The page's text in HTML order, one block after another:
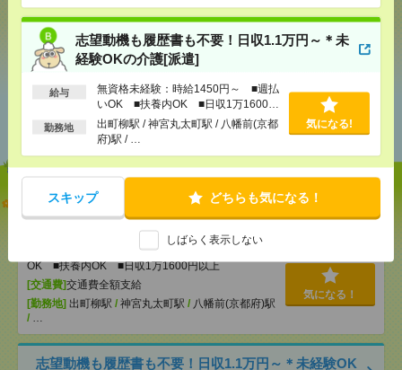
志望動機も履歴書も不要！日収1.1万円～＊未
経験OKの介護[派遣]
給与
無資格未経験：時給1450円～ ■週払
いOK ■扶養内OK ■日収1万1600円
以上
勤務地
出町柳駅 / 神宮丸太町駅 / 八幡前(京都
府)駅 / …
気になる!
スキップ どちらも気になる！
しばらく表示しない
シェア ツイート ブックマーク
あなたの閲覧履歴からの
おすすめ
【オープニング募集】おばあちゃんのお散歩付き添
いも仕事の1つ[派遣]
無資格未経験：時給1450円～ ■週払い
OK ■扶養内OK ■日収1万1600円以上
[交通費]交通費全額支給
[勤務地] 出町柳駅 / 神宮丸太町駅 / 八幡前(京都府)駅
/ …
気になる！
志望動機も履歴書も不要！日収1.1万円～＊未経験OK